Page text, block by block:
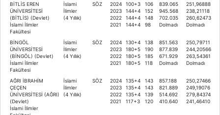
BİTLİS EREN
ÜNİVERSİTESİ
(BİTLİS) (Devlet)
İslami İlimler
Fakültesi
İslami
İlimler
(4 Yıllık)
SÖZ
2024
2023
2022
2021
100+3
144+4
144+4
144+4
106
152
148
98
839.065
945.568
702.035
Dolmadı
251,96888
238,21118
260,62473
Dolmadı
BİNGÖL
ÜNİVERSİTESİ
(BİNGÖL) (Devlet)
İslami İlimler
Fakültesi
İslami
İlimler
(4 Yıllık)
SÖZ
2024
2023
2022
2021
130+4
180+5
180+5
180+5
138
190
185
118
851.563
877.839
671.929
Dolmadı
250,79711
244,20566
263,54361
Dolmadı
AĞRI İBRAHİM
ÇEÇEN
ÜNİVERSİTESİ (AĞRI)
(Devlet)
İslami İlimler
İslami
İlimler
(4 Yıllık)
SÖZ
2024
2023
2022
2021
135+4
135+4
135+4
117+3
143
143
139
120
857.188
821.889
514.692
410.640
250,27466
249,19076
279,84374
241,46410